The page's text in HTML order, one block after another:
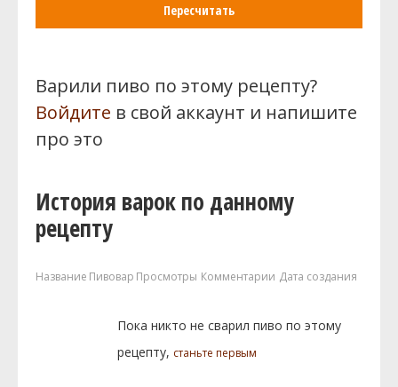
Пересчитать
Варили пиво по этому рецепту?
Войдите в свой аккаунт и напишите
про это
История варок по данному
рецепту
Название Пивовар Просмотры Комментарии Дата создания
Пока никто не сварил пиво по этому
рецепту, станьте первым